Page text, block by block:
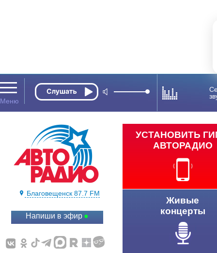
Благовещенск 87.7 FM
Напиши в эфир
УСТАНОВИТЬ
АВТОРАДИО
Живые
концерты